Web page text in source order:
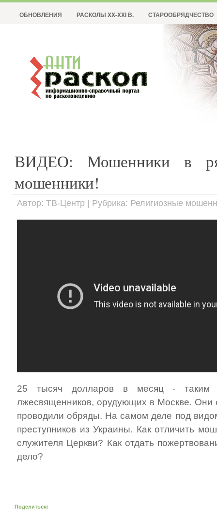
ОБНОВЛЕНИЯ РАСКОЛЫ XX-XXI В. СТАРООБРЯДЧЕСТВО
ВИДЕО: Мошенники в
мошенники!
Автор: ТВ-Центр | Рубрика: Религиозные
25 тысяч долларов в месяц - таким
лжесвященников, орудующих в Москве. Они
проводили обряды. На самом деле под
преступников из Украины. Как отличить
служителя Церкви? Как отдать
дело?
Поделиться: